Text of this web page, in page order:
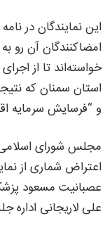
این نمایندگان در
امضاکنندگان آن رو
خواسته‌اند تا از
استان سمنان که
و “فرسایش سرمایه
مجلس شورای اسلامی
اعتراض شماری از
عصبانیت مسعود
علی لاریجانی اداره